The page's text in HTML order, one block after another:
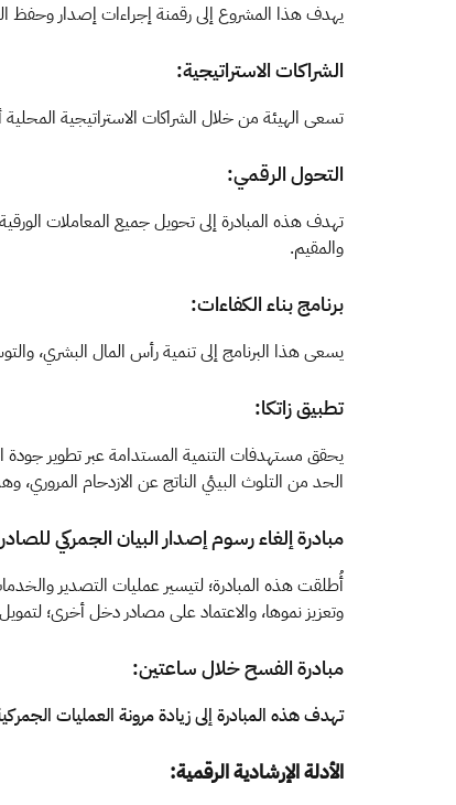
يهدف هذا المشروع إلى رقمنة إجراءات إصدار وحفظ
​الشراكات الاستراتيجية:
تسعى الهيئة من خلال الشراكات الاستراتيجية المحلية
التحول الرقمي:
تهدف هذه المبادرة إلى تحويل جميع المعاملات
والمقيم.
برنامج بناء الكفاءات:
يسعى هذا البرنامج إلى تنمية رأس المال البشري،
​تطبيق زاتكا:
يحقق مستهدفات التنمية المستدامة عبر تطوير جودة
الحد من التلوث البيئي الناتج عن الازدحام المروري،
​مبادرة إلغاء رسوم إصدار البيان الجمركي
أُطلقت هذه المبادرة؛ لتيسير عمليات التصدير
وتعزيز نموها، والاعتماد على مصادر دخل أخرى؛ لتمويل
مبادرة الفسح خلال ساعتين:
تهدف هذه المبادرة إلى زيادة مرونة العمليات
الأدلة الإرشادية الرقمية: